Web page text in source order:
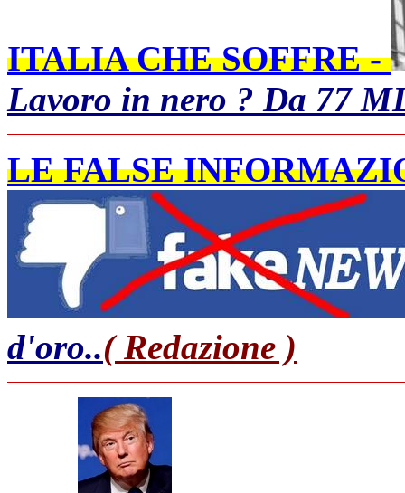
ITALIA CHE SOFFRE -
Lavoro in nero ? Da 77
LE FALSE
d'oro..( Redazione )